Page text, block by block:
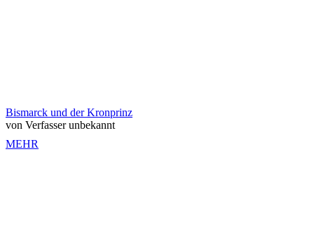
Bismarck und der Kronprinz
von Verfasser unbekannt
MEHR